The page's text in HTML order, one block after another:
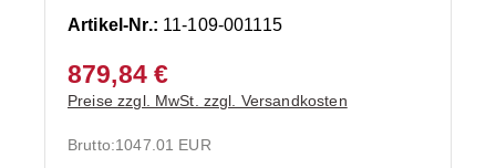
Artikel-Nr.: 11-109-001115
879,84 €
Preise zzgl. MwSt. zzgl. Versandkosten
Brutto:1047.01 EUR